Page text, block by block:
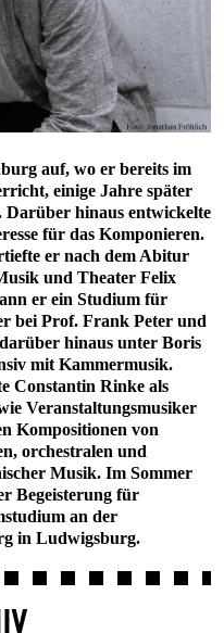
auf, wo er bereits im
einige Jahre später
hinaus entwickelte
für das Komponieren.
er nach dem Abitur
und Theater Felix
er ein Studium für
bei Prof. Frank Peter und
hinaus unter Boris
mit Kammermusik.
Constantin Rinke als
Veranstaltungsmusiker
Kompositionen von
orchestralen und
Musik. Im Sommer
Begeisterung für
an der
in Ludwigsburg.